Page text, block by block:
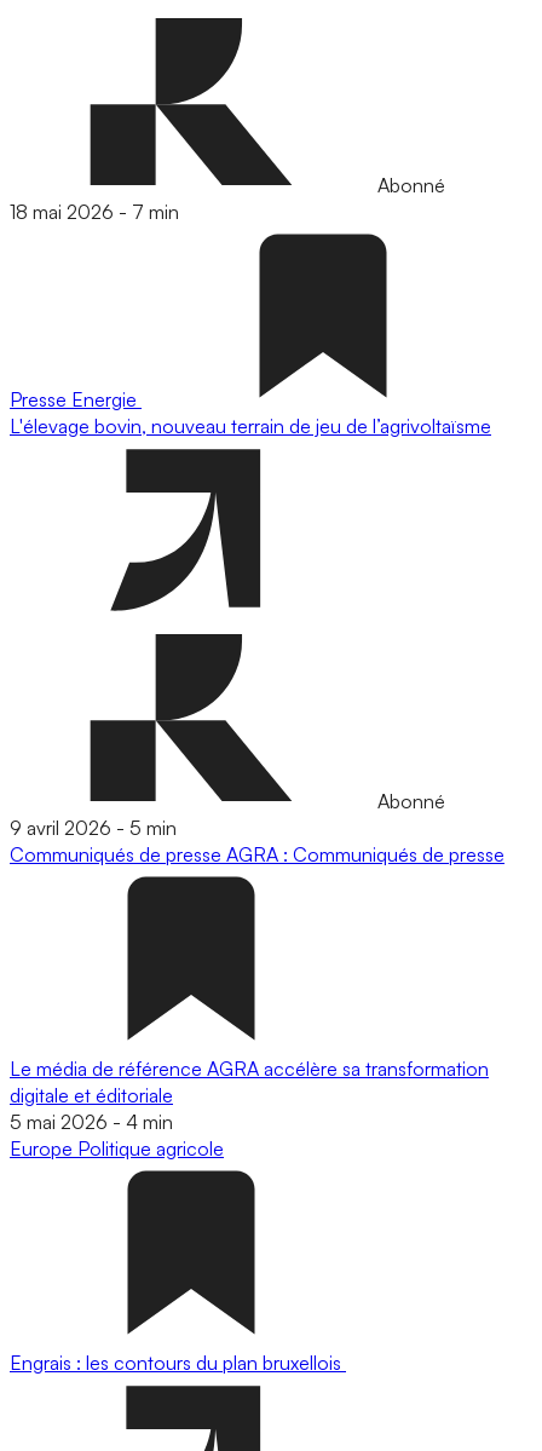
Abonné
18 mai 2026 - 7 min
Presse Energie
L'élevage bovin, nouveau terrain de jeu de l’agrivoltaïsme
Abonné
9 avril 2026 - 5 min
Communiqués de presse AGRA : Communiqués de presse
Le média de référence AGRA accélère sa transformation
digitale et éditoriale
5 mai 2026 - 4 min
Europe Politique agricole
Engrais : les contours du plan bruxellois